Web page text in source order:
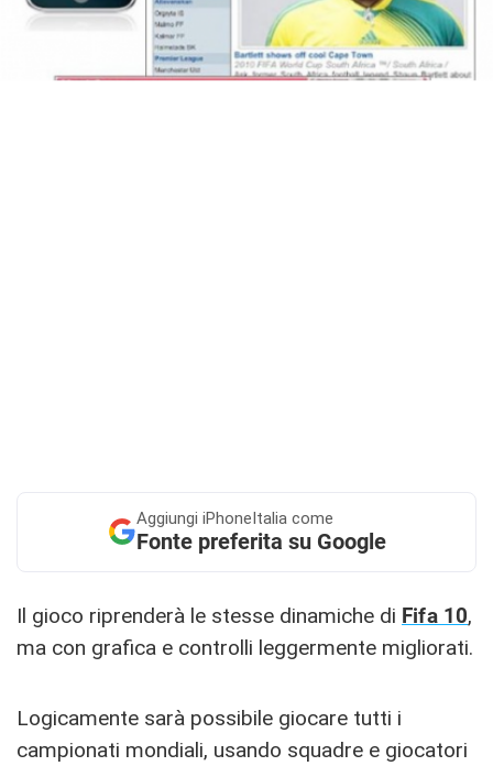
Aggiungi iPhoneItalia come
Fonte preferita su Google
Il gioco riprenderà le stesse dinamiche di Fifa 10,
ma con grafica e controlli leggermente migliorati.
Logicamente sarà possibile giocare tutti i
campionati mondiali, usando squadre e giocatori